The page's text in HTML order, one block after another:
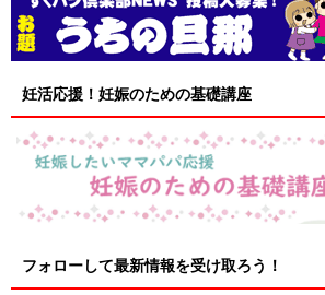
妊活応援！妊娠のための基礎講座
フォローして最新情報を受け取ろう！